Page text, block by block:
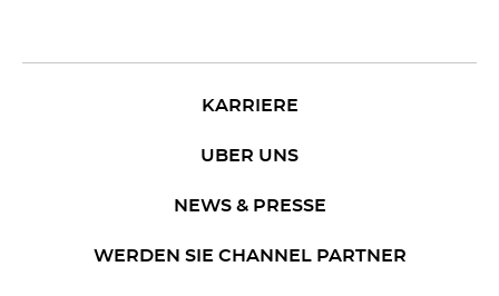
KARRIERE
UBER UNS
NEWS & PRESSE
WERDEN SIE CHANNEL PARTNER